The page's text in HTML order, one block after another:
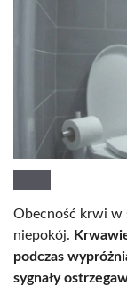
Obecność krwi w
niepokój.
podczas
sygnały